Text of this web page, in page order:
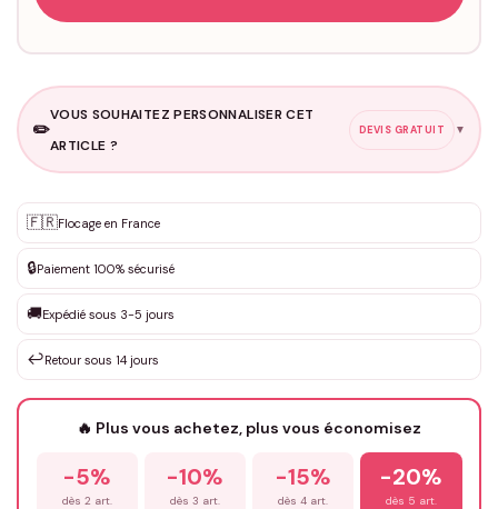
✏️
VOUS SOUHAITEZ PERSONNALISER CET
ARTICLE ?
DEVIS GRATUIT ▼
✨ Personnalisation sur mesure
DEVIS GRATUIT · Personnalisation de 3 à 10€ selon la demande
Que souhaitez-vous ?*
Votre texte / idée*
Prénom*
🇫🇷Flocage en France
🔒Paiement 100% sécurisé
🚚Expédié sous 3-5 jours
↩️Retour sous 14 jours
🔥 Plus vous achetez, plus vous économisez
-5%
dès 2 art.
-10%
dès 3 art.
-15%
dès 4 art.
-20%
dès 5 art.